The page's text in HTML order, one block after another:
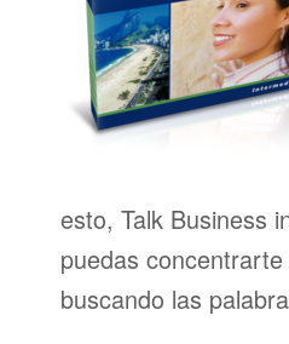
esto, Talk Business
puedas
buscando las